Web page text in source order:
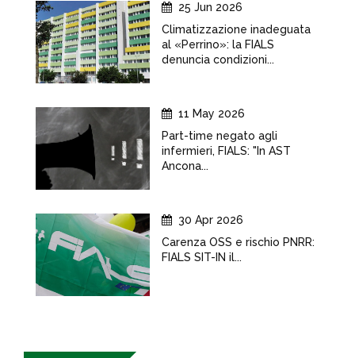
25 Jun 2026
Climatizzazione inadeguata
al «Perrino»: la FIALS
denuncia condizioni...
11 May 2026
Part-time negato agli
infermieri, FIALS: "In AST
Ancona...
30 Apr 2026
Carenza OSS e rischio PNRR:
FIALS SIT-IN il...